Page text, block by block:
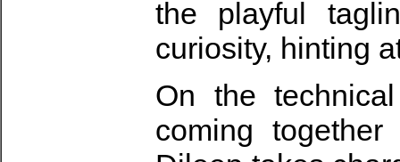
the playful
curiosity, hinting
On the
coming